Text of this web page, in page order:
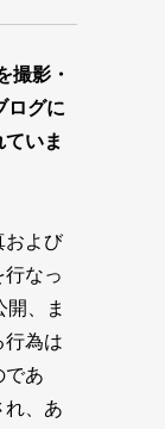
撮影・
ログに
いま
および
なっ
、ま
行為は
であ
れ、あ